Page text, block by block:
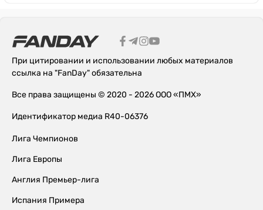
При цитировании и использовании любых материалов
ссылка на "FanDay" обязательна
Все права защищены © 2020 - 2026 ООО «ПМХ»
Идентификатор медиа R40-06376
Лига Чемпионов
Лига Европы
Англия Премьер-лига
Испания Примера